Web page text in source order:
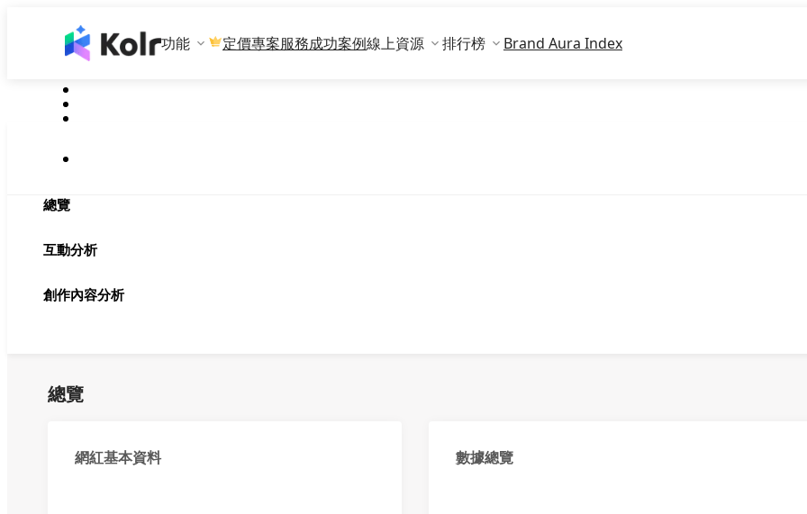
功能 定價專案服務成功案例線上資源 排行榜 Brand Aura Index
總覽
互動分析
創作內容分析
總覽
網紅基本資料 數據總覽